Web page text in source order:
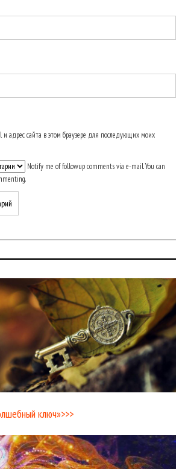
адрес сайта в этом браузере для последующих моих
Notify me of followup comments via e-mail. You can
ключ»>>>